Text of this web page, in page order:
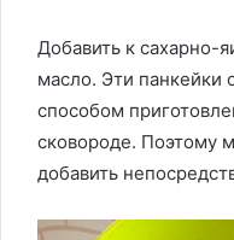
Добавить к сахарно-
масло. Эти панкейки
способом
сковороде. Поэтому
добавить